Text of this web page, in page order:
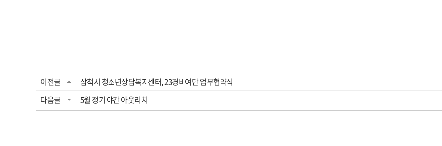
이전글
삼척시 청소년상담복지센터, 23경비여단 업무협약식
다음글
5월 정기 야간 아웃리치